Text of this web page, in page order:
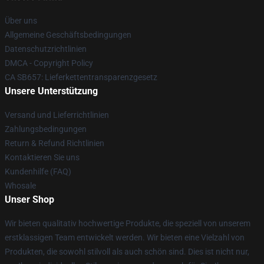
Über uns
Allgemeine Geschäftsbedingungen
Datenschutzrichtlinien
DMCA - Copyright Policy
CA SB657: Lieferkettentransparenzgesetz
Unsere Unterstützung
Versand und Lieferrichtlinien
Zahlungsbedingungen
Return & Refund Richtlinien
Kontaktieren Sie uns
Kundenhilfe (FAQ)
Whosale
Unser Shop
Wir bieten qualitativ hochwertige Produkte, die speziell von unserem
erstklassigen Team entwickelt werden. Wir bieten eine Vielzahl von
Produkten, die sowohl stilvoll als auch schön sind. Dies ist nicht nur,